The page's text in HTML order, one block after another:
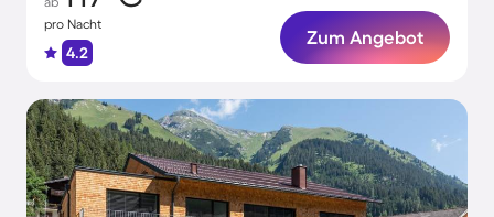
pro Nacht
4.2
Zum Angebot